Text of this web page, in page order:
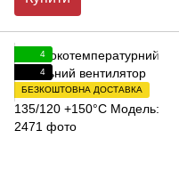
4
4
БЕЗКОШТОВНА ДОСТАВКА